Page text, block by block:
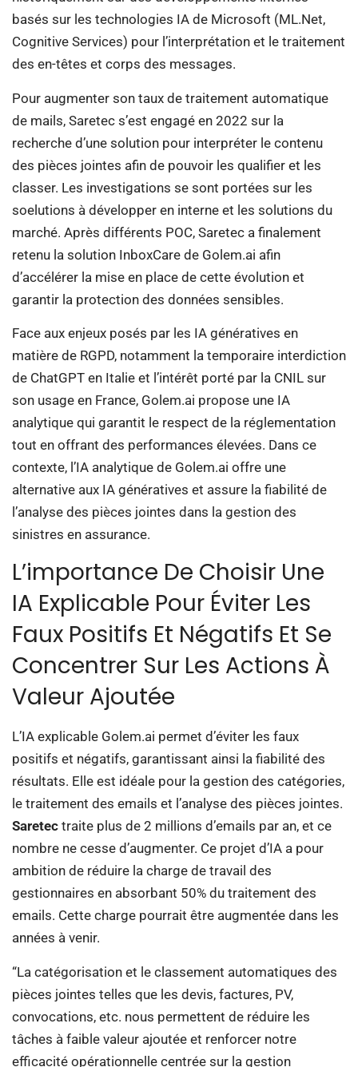
basés sur les technologies IA de Microsoft (ML.Net,
Cognitive Services) pour l’interprétation et le traitement
des en-têtes et corps des messages.
Pour augmenter son taux de traitement automatique
de mails, Saretec s’est engagé en 2022 sur la
recherche d’une solution pour interpréter le contenu
des pièces jointes afin de pouvoir les qualifier et les
classer. Les investigations se sont portées sur les
soelutions à développer en interne et les solutions du
marché. Après différents POC, Saretec a finalement
retenu la solution InboxCare de Golem.ai afin
d’accélérer la mise en place de cette évolution et
garantir la protection des données sensibles.
Face aux enjeux posés par les IA génératives en
matière de RGPD, notamment la temporaire interdiction
de ChatGPT en Italie et l’intérêt porté par la CNIL sur
son usage en France, Golem.ai propose une IA
analytique qui garantit le respect de la réglementation
tout en offrant des performances élevées. Dans ce
contexte, l’IA analytique de Golem.ai offre une
alternative aux IA génératives et assure la fiabilité de
l’analyse des pièces jointes dans la gestion des
sinistres en assurance.
L’importance De Choisir Une
IA Explicable Pour Éviter Les
Faux Positifs Et Négatifs Et Se
Concentrer Sur Les Actions À
Valeur Ajoutée
L’IA explicable Golem.ai permet d’éviter les faux
positifs et négatifs, garantissant ainsi la fiabilité des
résultats. Elle est idéale pour la gestion des catégories,
le traitement des emails et l’analyse des pièces jointes.
Saretec traite plus de 2 millions d’emails par an, et ce
nombre ne cesse d’augmenter. Ce projet d’IA a pour
ambition de réduire la charge de travail des
gestionnaires en absorbant 50% du traitement des
emails. Cette charge pourrait être augmentée dans les
années à venir.
“La catégorisation et le classement automatiques des
pièces jointes telles que les devis, factures, PV,
convocations, etc. nous permettent de réduire les
tâches à faible valeur ajoutée et renforcer notre
efficacité opérationnelle centrée sur la gestion